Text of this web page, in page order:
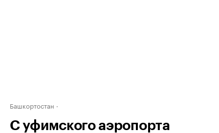
Башкортостан
С уфимского аэропорта